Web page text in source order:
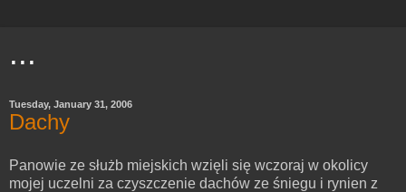
...
Tuesday, January 31, 2006
Dachy
Panowie ze służb miejskich wzięli się wczoraj w okolicy
mojej uczelni za czyszczenie dachów ze śniegu i rynien z